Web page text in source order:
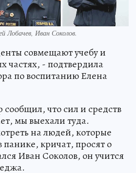
Лобачев, Иван Соколов.
совмещают учебу и
частях, - подтвердила
по воспитанию Елена
сообщил, что сил и средств
мы выехали туда.
на людей, которые
панике, кричат, просят о
Иван Соколов, он учится